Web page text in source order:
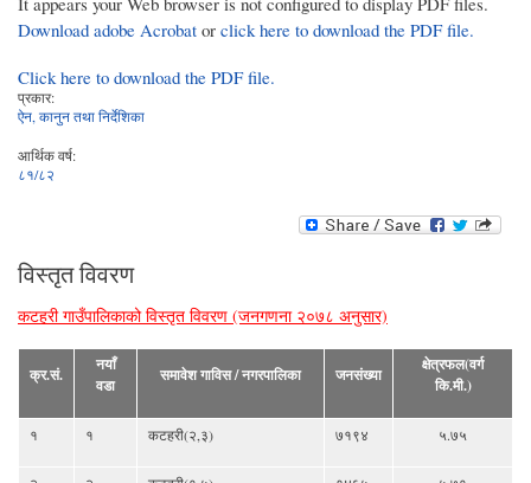
Download adobe Acrobat or click here to download the PDF file.
Click here to download the PDF file.
प्रकार:
ऐन, कानुन तथा निर्देशिका
आर्थिक वर्ष:
८१/८२
विस्तृत विवरण
कटहरी गाउँपालिकाको विस्तृत विवरण (जनगणना २०७८ अनुसार)
क्र.सं.
नयाँ
वडा
समावेश गाविस / नगरपालिका जनसंख्या
क्षेत्रफल(वर्ग
कि.मी.)
१ १ कटहरी(२,३) ७१९४ ५.७५